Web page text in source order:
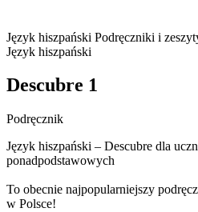
Język hiszpański Podręczniki i
Język hiszpański
Descubre 1
Podręcznik
Język hiszpański – Descubre dla
ponadpodstawowych
To obecnie najpopularniejszy
w Polsce!